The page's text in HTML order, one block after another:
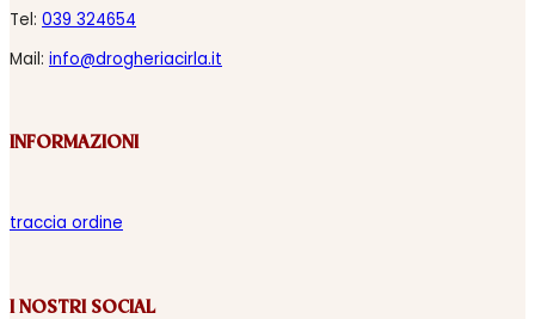
Tel: 039 324654
Mail: info@drogheriacirla.it
INFORMAZIONI
traccia ordine
I NOSTRI SOCIAL